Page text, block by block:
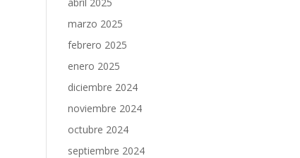
marzo 2025
febrero 2025
enero 2025
diciembre 2024
noviembre 2024
octubre 2024
septiembre 2024